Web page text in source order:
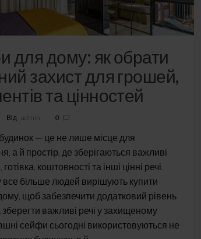
для дому: як обрати
захист для грошей,
та цінностей
Від admin 0
— це не лише місце для
а й простір, де зберігаються важливі
коштовності та інші цінні речі.
більше людей вирішують купити
щоб забезпечити додатковий рівень
зберегти важливі речі у захищеному
сейфи сьогодні використовуються не